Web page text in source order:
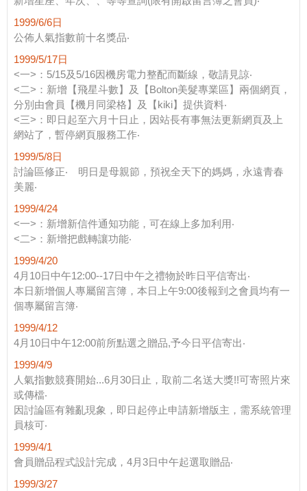
1999/6/6日
公佈人氣指數前十名獎品‧
1999/5/17日
<一>：5/15及5/16因機房電力整配而斷線，敬請見諒‧
<二>：新增【飛星斗數】及【Bolton美髮專業區】兩個網頁，
分別由會員【機月同梁格】及【kiki】提供資料‧
<三>：即日起至六月十日止，因站長有事無法更新網頁及上
網站了，暫停網頁服務工作‧
1999/5/8日
討論區修正‧ 明日是母親節，預祝全天下的媽媽，永遠青春
美麗‧
1999/4/24
<一>：新增新信件通知功能，可在線上多加利用‧
<二>：新增把戲轉讓功能‧
1999/4/20
4月10日中午12:00--17日中午之禮物於昨日平信寄出‧
本日新增個人專屬留言簿，本日上午9:00後報到之會員均有一
個專屬留言簿‧
1999/4/12
4月10日中午12:00前所點選之贈品,予今日平信寄出‧
1999/4/9
人氣指數競賽開始...6月30日止，取前二名送大獎!!可寄照片來
或傳檔‧
因討論區有雜亂現象，即日起停止申請新增版主，需系統管理
員核可‧
1999/4/1
會員贈品程式設計完成，4月3日中午起選取贈品‧
1999/3/27